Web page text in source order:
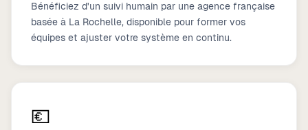
Bénéficiez d'un suivi humain par une agence française
basée à La Rochelle, disponible pour former vos
équipes et ajuster votre système en continu.
💶